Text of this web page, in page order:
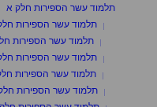
תלמוד עשר הספירות חלק א
תלמוד עשר הספירות
תלמוד עשר הספירות
תלמוד עשר הספירות
תלמוד עשר הספירות
תלמוד עשר הספירות